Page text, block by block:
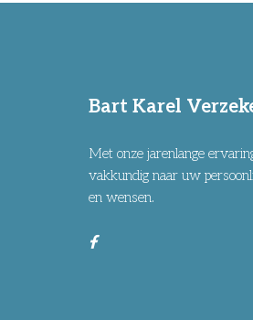
Bart Karel
Met onze jarenlange
vakkundig naar uw
en wensen.